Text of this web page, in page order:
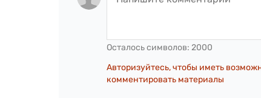
Осталось символов: 2000
Авторизуйтесь, чтобы иметь
комментировать материалы